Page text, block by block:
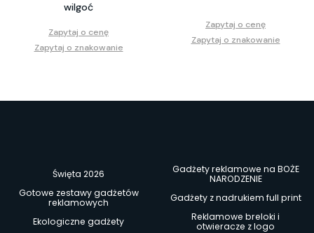
wilgoć
Zapytaj o cenę
Zapytaj o znakowanie
Zapytaj o cenę
Zapytaj o znakowanie
Święta 2026
Gadżety reklamowe na BOŻE
NARODZENIE
Gotowe zestawy gadżetów
reklamowych
Gadżety z nadrukiem full print
Ekologiczne gadżety
Reklamowe breloki i
otwieracze z logo